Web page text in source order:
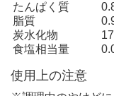
たんぱく質
脂質
炭水化物
食塩相当量
使用上の注意